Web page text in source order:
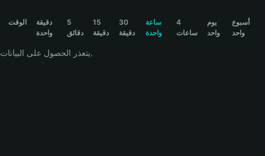
বাংলা
Português (Brasil)
الوقت
دقيقة
واحدة
5
دقائق
15
دقيقة
30
دقيقة
ساعة
واحدة
4
ساعات
يوم
واحد
أسبوع
واحد
يتعذر الحصول على البيانات.